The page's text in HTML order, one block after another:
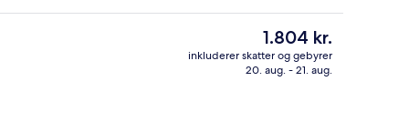
Morgenmadsbuffet hver dag mod et
Den
nuværende
pris
1.804 kr.
inkluderer skatter og gebyrer
20. aug. - 21. aug.